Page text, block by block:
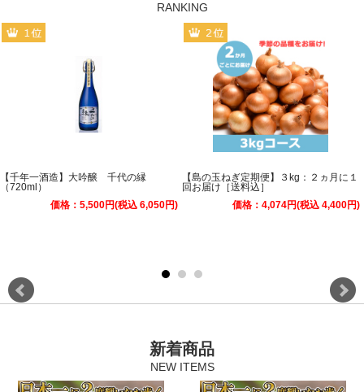
【千年一酒造】大吟醸 千代の縁
（720ml）
価格：5,500円(税込 6,050円)
【島の玉ねぎ定期便】３kg：２ヵ月に１
回お届け［送料込］
価格：4,074円(税込 4,400円)
新着商品